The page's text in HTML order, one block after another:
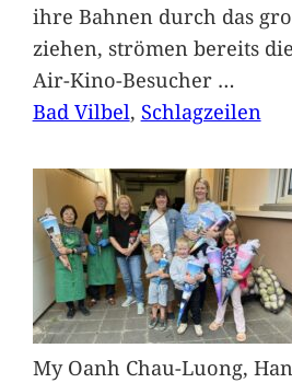
ihre Bahnen durch das
ziehen, strömen bereits
Air-Kino-Besucher …
Bad Vilbel, Schlagzeilen
My Oanh Chau-Luong,